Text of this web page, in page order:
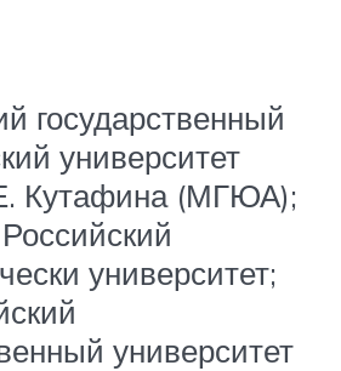
государственный
университет
Кутафина (МГЮА);
университет;
университет